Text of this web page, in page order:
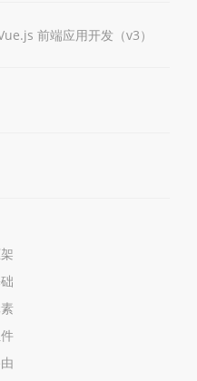
前端应用开发（v3）